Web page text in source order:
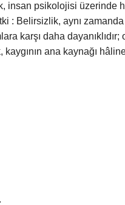
insan psikolojisi üzerinde
: Belirsizlik, aynı
karşı daha
ana kaynağı